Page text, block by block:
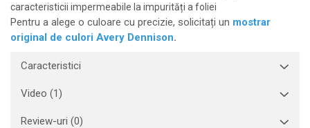
caracteristicii impermeabile la impurități a foliei
Pentru a alege o culoare cu precizie, solicitați un mostrar
original de culori Avery Dennison.
Caracteristici
Video (1)
Review-uri (0)